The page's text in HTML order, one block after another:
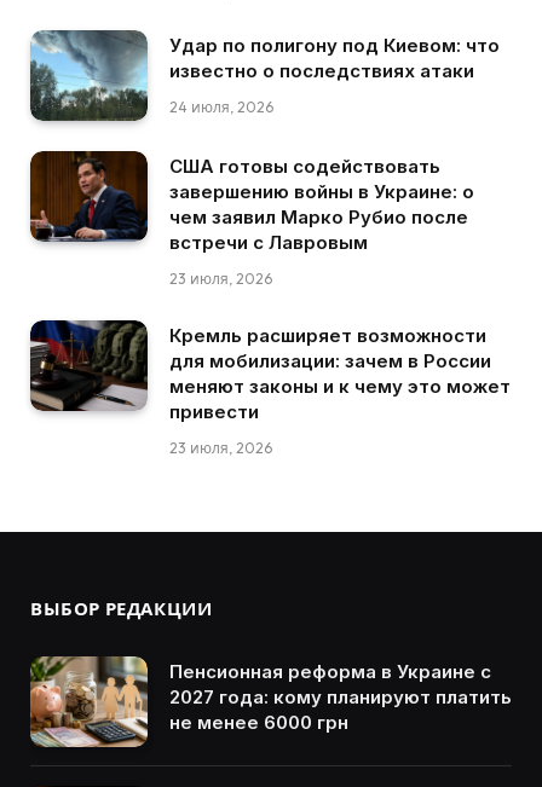
Удар по полигону под Киевом: что
известно о последствиях атаки
24 июля, 2026
США готовы содействовать
завершению войны в Украине: о
чем заявил Марко Рубио после
встречи с Лавровым
23 июля, 2026
Кремль расширяет возможности
для мобилизации: зачем в России
меняют законы и к чему это может
привести
23 июля, 2026
ВЫБОР РЕДАКЦИИ
Пенсионная реформа в Украине с
2027 года: кому планируют платить
не менее 6000 грн